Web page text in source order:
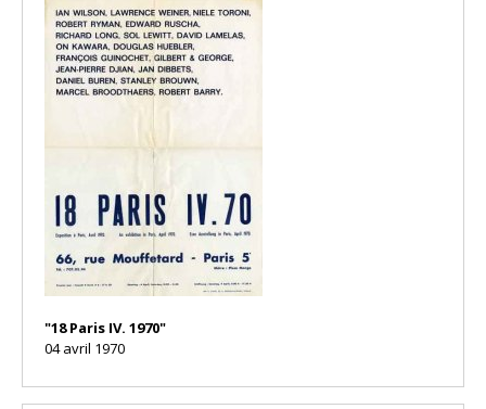
"18 Paris IV. 1970"
04 avril 1970